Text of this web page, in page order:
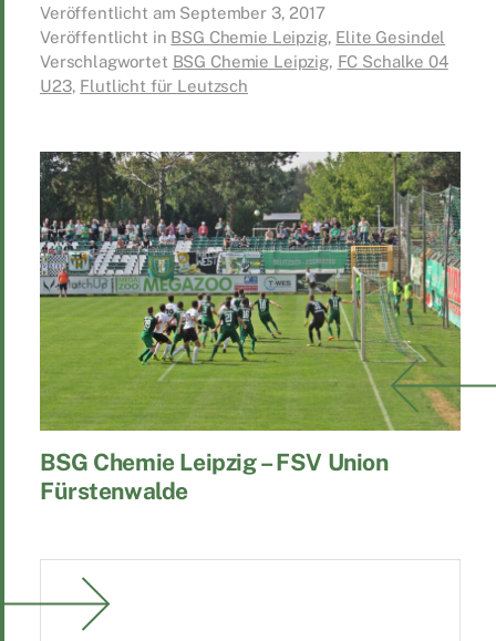
Veröffentlicht am September 3, 2017
Veröffentlicht in BSG Chemie Leipzig, Elite Gesindel
Verschlagwortet BSG Chemie Leipzig, FC Schalke 04
U23, Flutlicht für Leutzsch
BSG Chemie Leipzig – FSV Union
Fürstenwalde